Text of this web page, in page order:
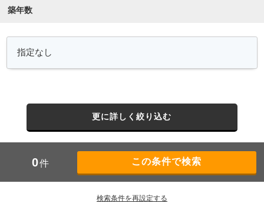
築年数
更に詳しく絞り込む
0件
検索条件を再設定する